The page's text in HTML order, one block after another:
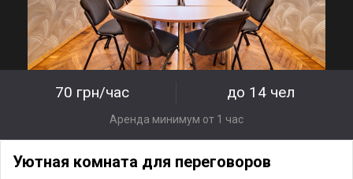
70 грн/час до 14 чел
Аренда минимум от 1 час
Уютная комната для переговоров